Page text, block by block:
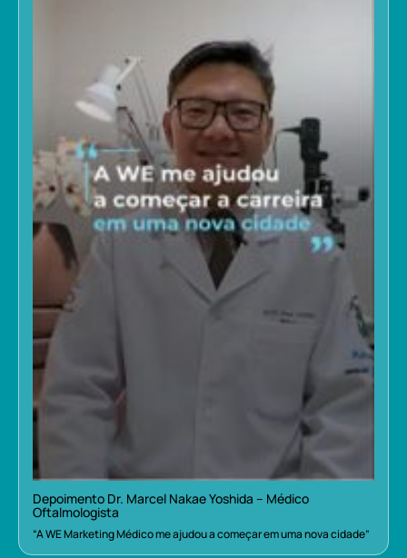
Depoimento Dr. Marcel Nakae Yoshida – Médico
Oftalmologista
“A WE Marketing Médico me ajudou a começar em uma nova cidade”